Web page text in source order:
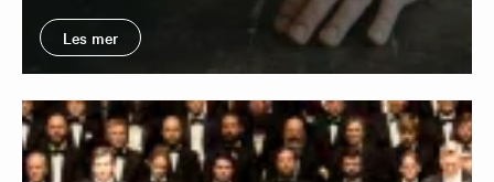
Les mer